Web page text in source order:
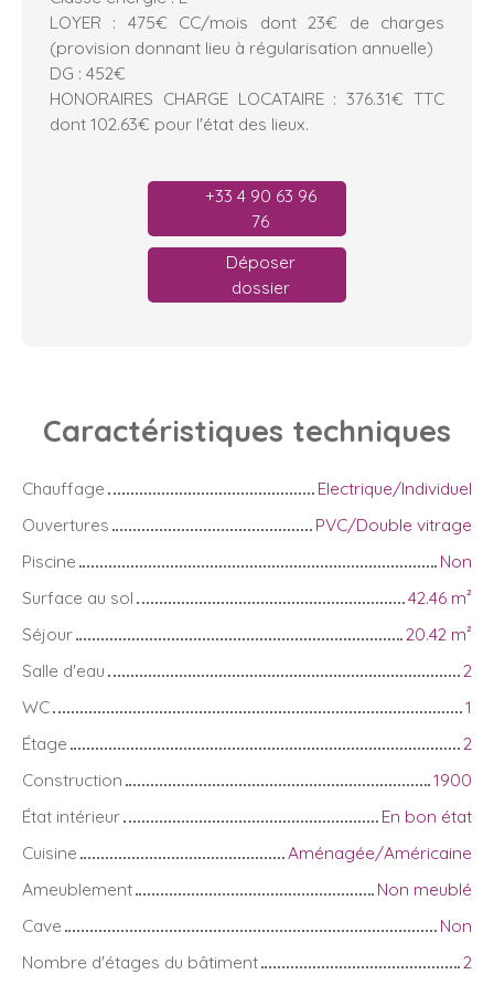
LOYER : 475€ CC/mois dont 23€ de charges
(provision donnant lieu à régularisation annuelle)
DG : 452€
HONORAIRES CHARGE LOCATAIRE : 376.31€ TTC
dont 102.63€ pour l'état des lieux.
+33 4 90 63 96
76
Déposer
dossier
Caractéristiques techniques
Chauffage
Electrique/Individuel
Ouvertures
PVC/Double vitrage
Piscine
Non
Surface au sol
42.46 m²
Séjour
20.42 m²
Salle d'eau
2
WC
1
Étage
2
Construction
1900
État intérieur
En bon état
Cuisine
Aménagée/Américaine
Ameublement
Non meublé
Cave
Non
Nombre d'étages du bâtiment
2